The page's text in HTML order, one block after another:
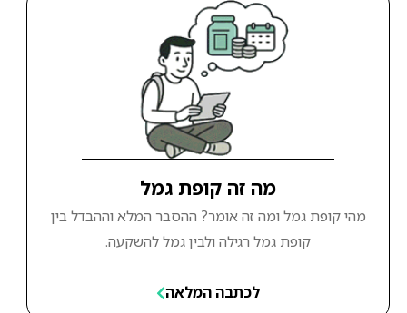
מה זה קופת גמל
מהי קופת גמל ומה זה אומר? ההסבר המלא וההבדל בין
קופת גמל רגילה ולבין גמל להשקעה.
לכתבה המלאה